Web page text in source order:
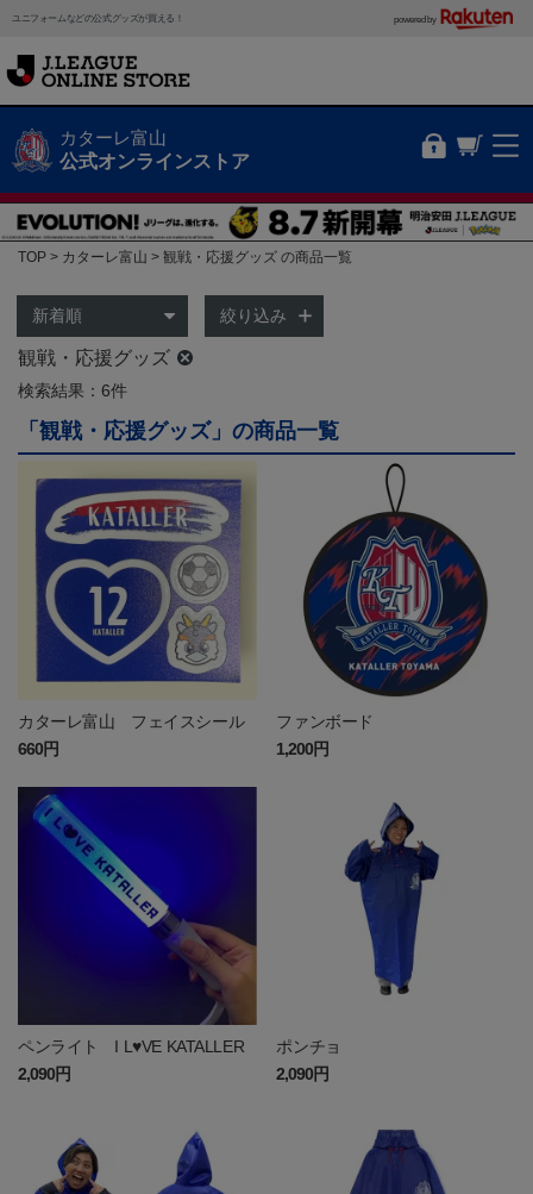
ユニフォームなどの公式グッズが買える！ powered by
カターレ富山
公式オンラインストア
TOP カターレ富山 観戦・応援グッズ の商品一覧
絞り込み
観戦・応援グッズ
検索結果：6件
「観戦・応援グッズ」の商品一覧
カターレ富山 フェイスシール
660円
ファンボード
1,200円
ペンライト I L♥VE KATALLER
2,090円
ポンチョ
2,090円